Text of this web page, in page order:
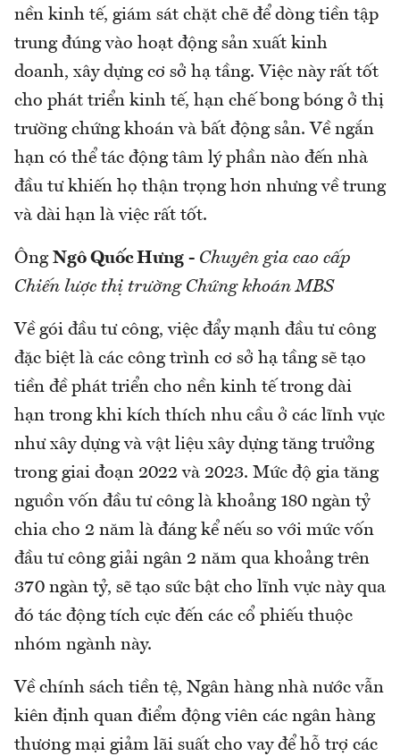
nền kinh tế, giám sát chặt chẽ để dòng tiền tập
trung đúng vào hoạt động sản xuất kinh
doanh, xây dựng cơ sở hạ tầng. Việc này rất tốt
cho phát triển kinh tế, hạn chế bong bóng ở thị
trường chứng khoán và bất động sản. Về ngắn
hạn có thể tác động tâm lý phần nào đến nhà
đầu tư khiến họ thận trọng hơn nhưng về trung
và dài hạn là việc rất tốt.
Ông Ngô Quốc Hưng - Chuyên gia cao cấp
Chiến lược thị trường Chứng khoán MBS
Về gói đầu tư công, việc đẩy mạnh đầu tư công
đặc biệt là các công trình cơ sở hạ tầng sẽ tạo
tiền đề phát triển cho nền kinh tế trong dài
hạn trong khi kích thích nhu cầu ở các lĩnh vực
như xây dựng và vật liệu xây dựng tăng trưởng
trong giai đoạn 2022 và 2023. Mức độ gia tăng
nguồn vốn đầu tư công là khoảng 180 ngàn tỷ
chia cho 2 năm là đáng kể nếu so với mức vốn
đầu tư công giải ngân 2 năm qua khoảng trên
370 ngàn tỷ, sẽ tạo sức bật cho lĩnh vực này qua
đó tác động tích cực đến các cổ phiếu thuộc
nhóm ngành này.
Về chính sách tiền tệ, Ngân hàng nhà nước vẫn
kiên định quan điểm động viên các ngân hàng
thương mại giảm lãi suất cho vay để hỗ trợ các